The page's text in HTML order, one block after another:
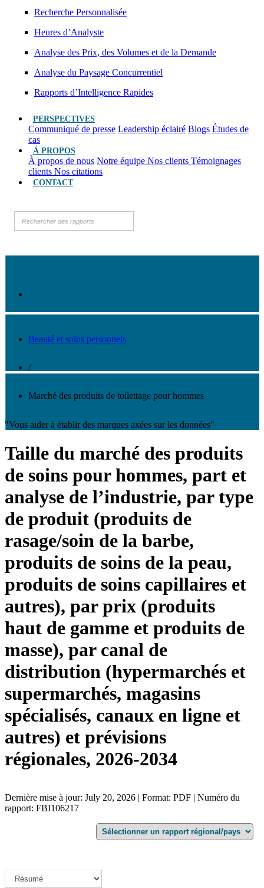
Recherche Personnalisée
Heures d’Analyste
Analyse des Prix, des Volumes et de la Demande
Analyse du Paysage Concurrentiel
Rapports d’Intelligence Rapides
PERSPECTIVES
Communiqué de presse Leadership éclairé Blogs Études de
cas
À PROPOS
À propos de nous Notre équipe Nos clients Témoignages
clients Nos citations
CONTACT
Beauté et soins personnels
/
Marché des produits de toilettage pour hommes
"Vous aider à établir des marques axées sur les données"
Taille du marché des produits
de soins pour hommes, part et
analyse de l’industrie, par type
de produit (produits de
rasage/soin de la barbe,
produits de soins de la peau,
produits de soins capillaires et
autres), par prix (produits
haut de gamme et produits de
masse), par canal de
distribution (hypermarchés et
supermarchés, magasins
spécialisés, canaux en ligne et
autres) et prévisions
régionales, 2026-2034
Dernière mise à jour: July 20, 2026 | Format: PDF | Numéro du
rapport: FBI106217